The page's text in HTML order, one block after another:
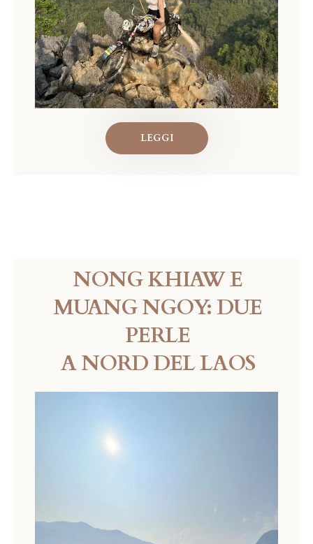
LEGGI
NONG KHIAW E
MUANG NGOY: DUE
PERLE
A NORD DEL LAOS